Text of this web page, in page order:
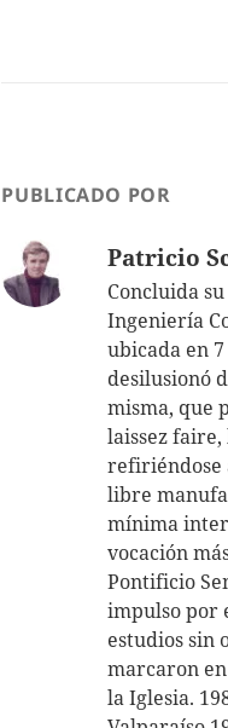
p
PUBLICADO POR
Patricio
Concluida
Ingeniería
ubicada en
desilusionó
misma, que
laissez
refiriéndose
libre
mínima
vocación
Pontificio
impulso por
estudios sin
marcaron
la Iglesia.